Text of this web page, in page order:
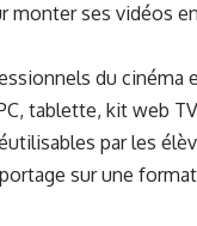
monter ses vidéos
du cinéma
tablette, kit web
par les
sur une